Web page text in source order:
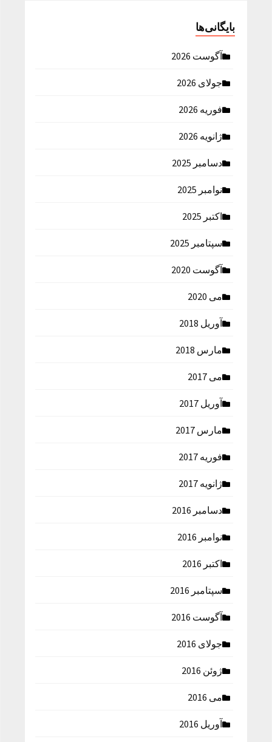
بایگانی‌ها
آگوست 2026
جولای 2026
فوریه 2026
ژانویه 2026
دسامبر 2025
نوامبر 2025
اکتبر 2025
سپتامبر 2025
آگوست 2020
می 2020
آوریل 2018
مارس 2018
می 2017
آوریل 2017
مارس 2017
فوریه 2017
ژانویه 2017
دسامبر 2016
نوامبر 2016
اکتبر 2016
سپتامبر 2016
آگوست 2016
جولای 2016
ژوئن 2016
می 2016
آوریل 2016